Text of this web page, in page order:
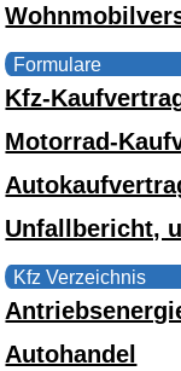
Formulare
Kfz-
Motorrad-
Unfallbericht,
Kfz Verzeichnis
Autohandel